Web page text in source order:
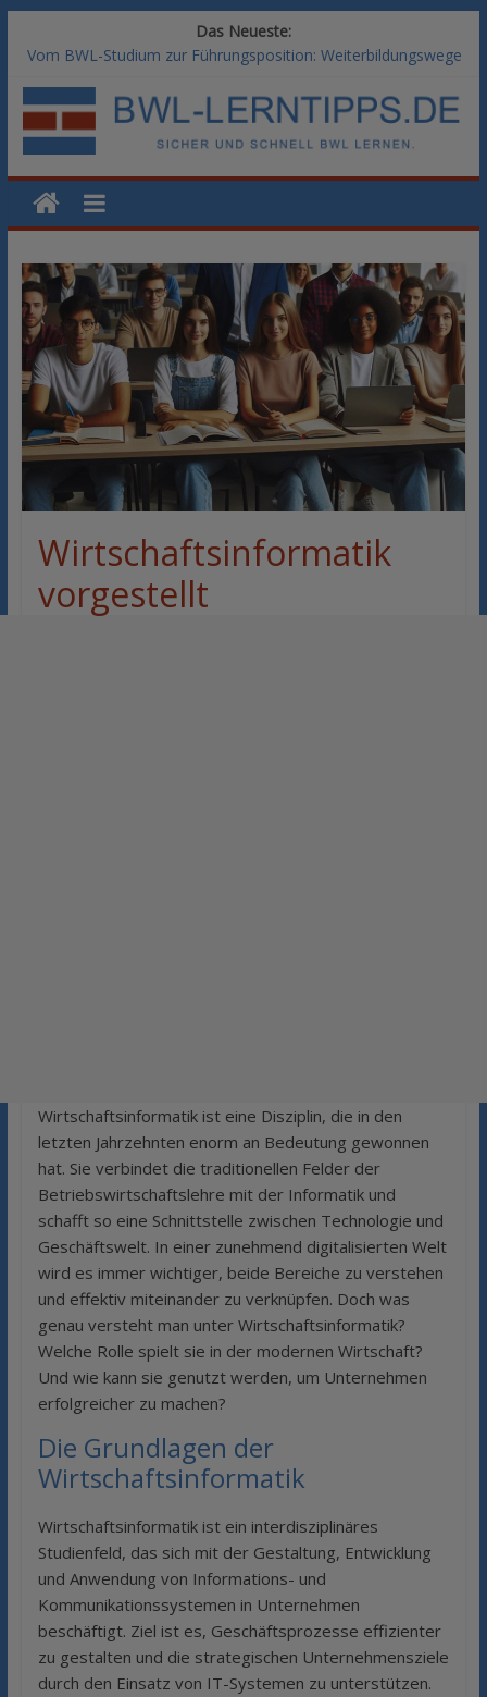
Das Neueste:
Vom BWL-Studium zur Führungsposition: Weiterbildungswege
Rechnungswesen im BWL-Studium: Digitale Tools für die
Finanzbuchhaltung
KI-Kompetenz im BWL-Studium: Controlling und
Datenanalyse verstehen
Methoden der Personalentwicklung: Blended Learning versus
klassische Präsenzschulung im Vergleich
erwarten
Wirtschaftsinformatik
vorgestellt
Wirtschaftsinformatik ist eine Disziplin, die in den
letzten Jahrzehnten enorm an Bedeutung gewonnen
hat. Sie verbindet die traditionellen Felder der
Betriebswirtschaftslehre mit der Informatik und
schafft so eine Schnittstelle zwischen Technologie und
Geschäftswelt. In einer zunehmend digitalisierten Welt
wird es immer wichtiger, beide Bereiche zu verstehen
und effektiv miteinander zu verknüpfen. Doch was
genau versteht man unter Wirtschaftsinformatik?
Welche Rolle spielt sie in der modernen Wirtschaft?
Und wie kann sie genutzt werden, um Unternehmen
erfolgreicher zu machen?
Die Grundlagen der
Wirtschaftsinformatik
Wirtschaftsinformatik ist ein interdisziplinäres
Studienfeld, das sich mit der Gestaltung, Entwicklung
und Anwendung von Informations- und
Kommunikationssystemen in Unternehmen
beschäftigt. Ziel ist es, Geschäftsprozesse effizienter
zu gestalten und die strategischen Unternehmensziele
durch den Einsatz von IT-Systemen zu unterstützen.